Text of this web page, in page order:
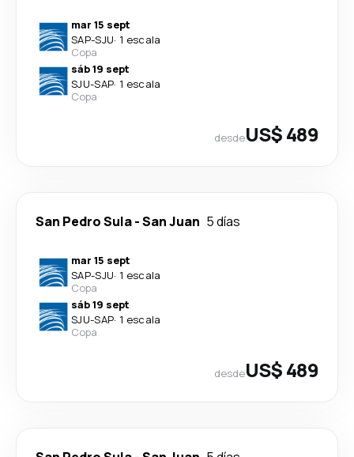
mar 15 sept
SAP-SJU· 1 escala
Copa
sáb 19 sept
SJU-SAP· 1 escala
Copa
desdeUS$ 489
San Pedro Sula-San Juan 5 días
mar 15 sept
SAP-SJU· 1 escala
Copa
sáb 19 sept
SJU-SAP· 1 escala
Copa
desdeUS$ 489